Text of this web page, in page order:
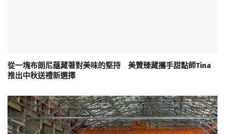
從一塊布朗尼蘊藏著對美味的堅持 美贊臻藏攜手甜點師Tina
推出中秋送禮新選擇